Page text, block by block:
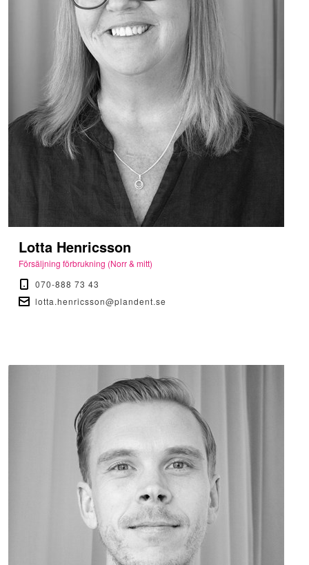
Lotta Henricsson
Försäljning förbrukning (Norr & mitt)
070-888 73 43
lotta.henricsson@plandent.se